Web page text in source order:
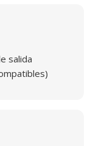
salida